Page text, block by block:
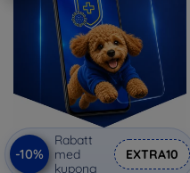
-10%
Rabatt
med
kupong
EXTRA10